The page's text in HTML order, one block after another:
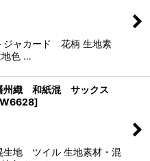
ジャカード 花柄 生地素
地色 …
州織 和紙混 サックス
]
生地 ツイル 生地素材・混